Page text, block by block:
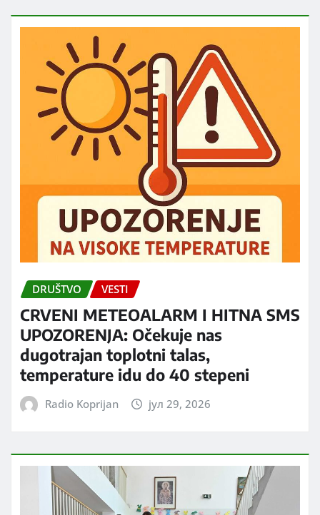
DRUŠTVO VESTI
CRVENI METEOALARM I HITNA SMS
UPOZORENJA: Očekuje nas
dugotrajan toplotni talas,
temperature idu do 40 stepeni
Radio Koprijan јул 29, 2026